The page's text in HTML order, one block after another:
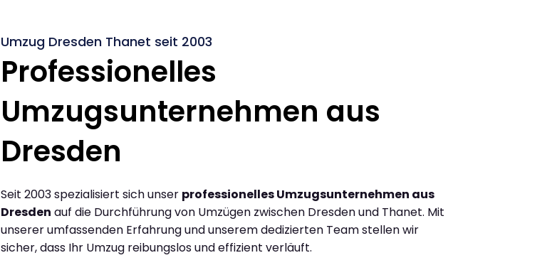
Umzug Dresden Thanet seit 2003
Professionelles
Umzugsunternehmen aus
Dresden
Seit 2003 spezialisiert sich unser professionelles Umzugsunternehmen aus
Dresden auf die Durchführung von Umzügen zwischen Dresden und Thanet. Mit
unserer umfassenden Erfahrung und unserem dedizierten Team stellen wir
sicher, dass Ihr Umzug reibungslos und effizient verläuft.